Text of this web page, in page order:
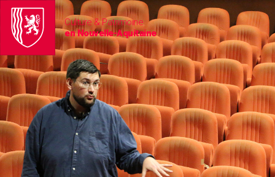
Culture & Patrimoine
en Nouvelle-Aquitaine